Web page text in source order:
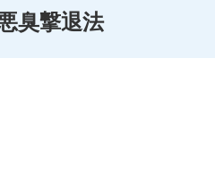
臭撃退法